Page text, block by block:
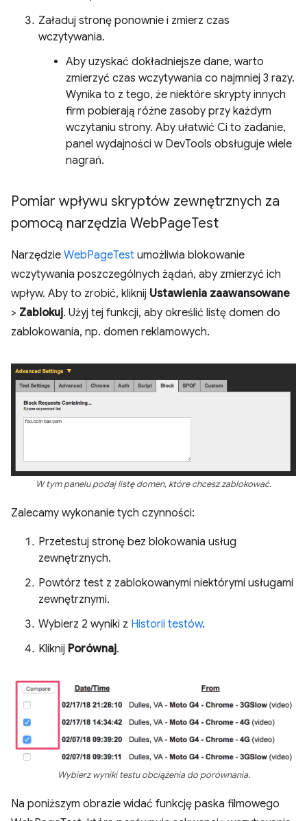
Załaduj stronę ponownie i zmierz czas
wczytywania.
Aby uzyskać dokładniejsze dane, warto
zmierzyć czas wczytywania co najmniej 3 razy.
Wynika to z tego, że niektóre skrypty innych
firm pobierają różne zasoby przy każdym
wczytaniu strony. Aby ułatwić Ci to zadanie,
panel wydajności w DevTools obsługuje wiele
nagrań.
Pomiar wpływu skryptów zewnętrznych za
pomocą narzędzia WebPageTest
Narzędzie WebPageTest umożliwia blokowanie
wczytywania poszczególnych żądań, aby zmierzyć ich
wpływ. Aby to zrobić, kliknij Ustawienia zaawansowane
> Zablokuj. Użyj tej funkcji, aby określić listę domen do
zablokowania, np. domen reklamowych.
W tym panelu podaj listę domen, które chcesz zablokować.
Zalecamy wykonanie tych czynności:
Przetestuj stronę bez blokowania usług
zewnętrznych.
Powtórz test z zablokowanymi niektórymi usługami
zewnętrznymi.
Wybierz 2 wyniki z Historii testów.
Kliknij Porównaj.
Wybierz wyniki testu obciążenia do porównania.
Na poniższym obrazie widać funkcję paska filmowego